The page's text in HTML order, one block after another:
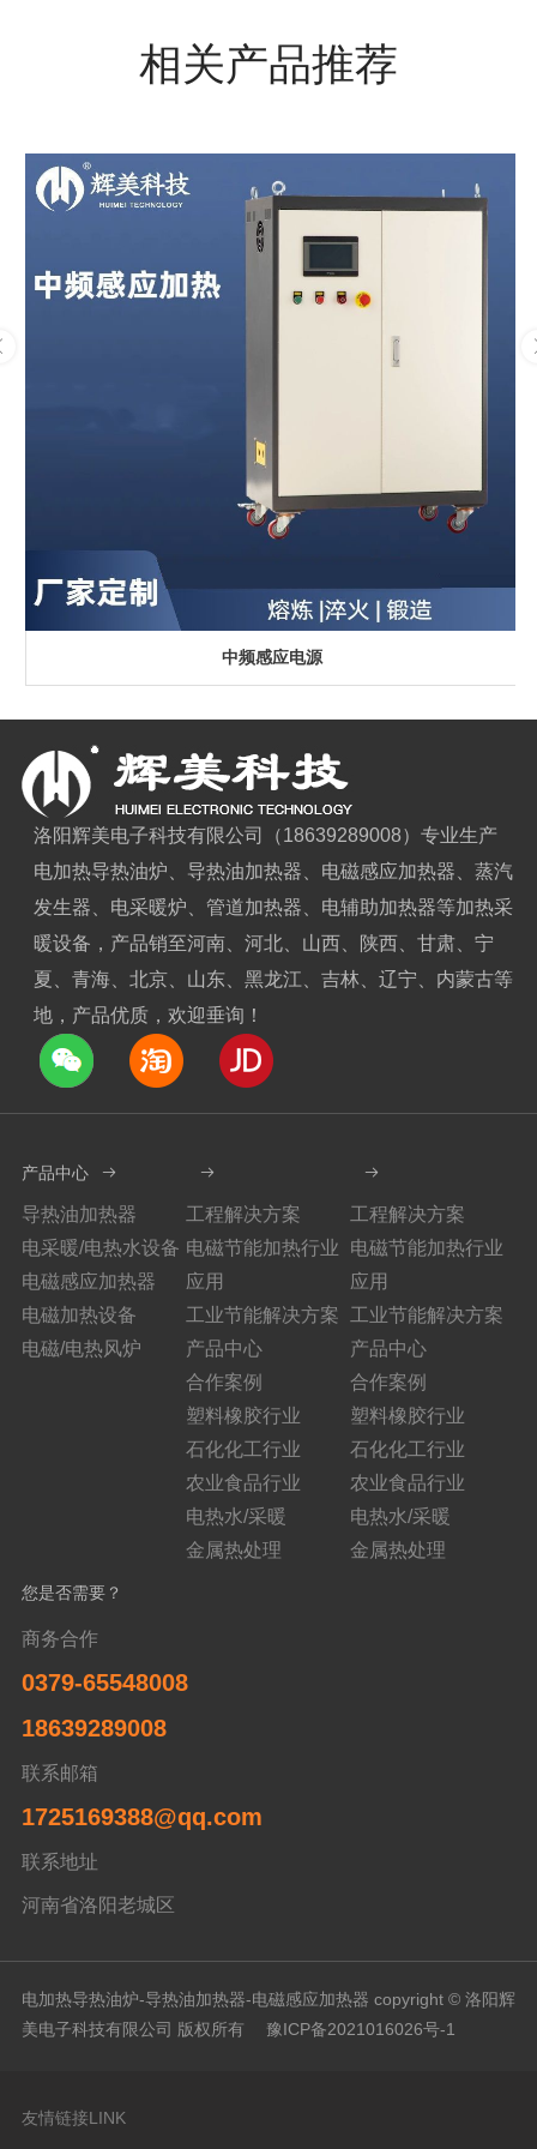
相关产品推荐
中频感应电源
洛阳辉美电子科技有限公司（18639289008）专业生产
电加热导热油炉、导热油加热器、电磁感应加热器、蒸汽
发生器、电采暖炉、管道加热器、电辅助加热器等加热采
暖设备，产品销至河南、河北、山西、陕西、甘肃、宁
夏、青海、北京、山东、黑龙江、吉林、辽宁、内蒙古等
地，产品优质，欢迎垂询！
产品中心
导热油加热器
电采暖/电热水设备
电磁感应加热器
电磁加热设备
电磁/电热风炉
工程解决方案
电磁节能加热行业
应用
工业节能解决方案
产品中心
合作案例
塑料橡胶行业
石化化工行业
农业食品行业
电热水/采暖
金属热处理
工程解决方案
电磁节能加热行业
应用
工业节能解决方案
产品中心
合作案例
塑料橡胶行业
石化化工行业
农业食品行业
电热水/采暖
金属热处理
您是否需要？
商务合作
0379-65548008
18639289008
联系邮箱
1725169388@qq.com
联系地址
河南省洛阳老城区
电加热导热油炉-导热油加热器-电磁感应加热器 copyright © 洛阳辉
美电子科技有限公司 版权所有
豫ICP备2021016026号-1
友情链接LINK